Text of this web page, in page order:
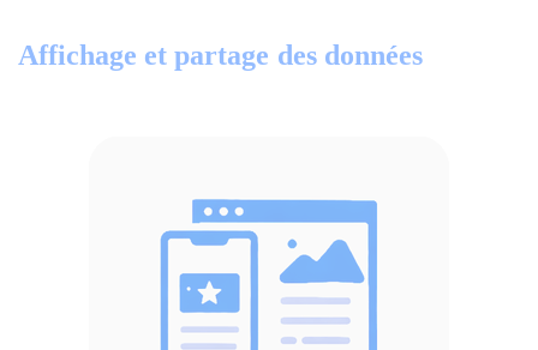
Affichage et partage des données